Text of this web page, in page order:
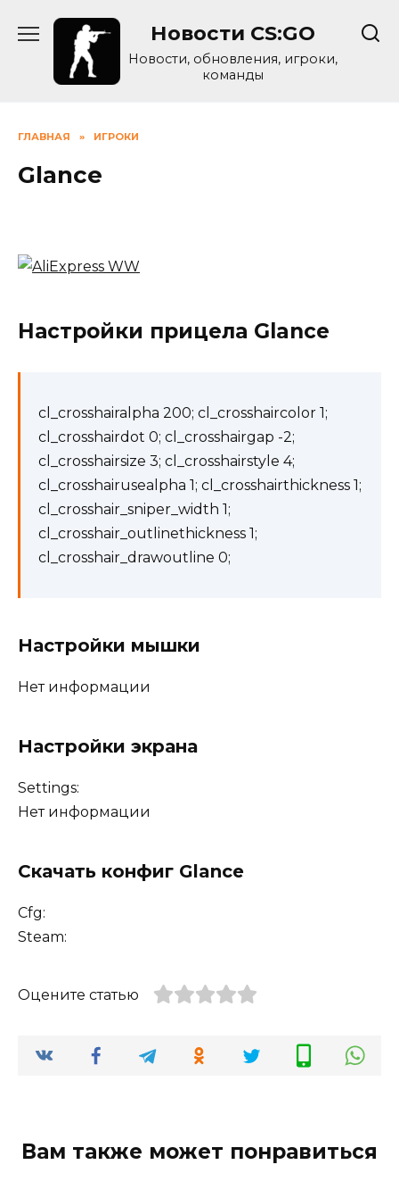
Новости CS:GO
Новости, обновления, игроки,
команды
ГЛАВНАЯ » ИГРОКИ
Glance
Настройки прицела Glance
cl_crosshairalpha 200; cl_crosshaircolor 1;
cl_crosshairdot 0; cl_crosshairgap -2;
cl_crosshairsize 3; cl_crosshairstyle 4;
cl_crosshairusealpha 1; cl_crosshairthickness 1;
cl_crosshair_sniper_width 1;
cl_crosshair_outlinethickness 1;
cl_crosshair_drawoutline 0;
Настройки мышки
Нет информации
Настройки экрана
Settings:
Нет информации
Скачать конфиг Glance
Cfg:
Steam:
Оцените статью
Вам также может понравиться